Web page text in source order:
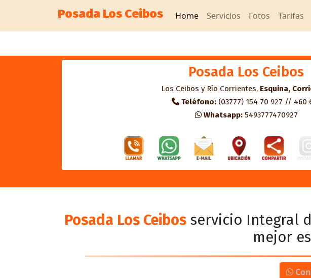
Posada Los Ceibos Home Servicios Fotos Tarifas
Posada Los Ceibos
Los Ceibos y Río Corrientes, Esquina,
Teléfono: (03777) 154 70 927 // 460
Whatsapp:5493777470927
Posada Los Ceibosservicio Integral
mejor